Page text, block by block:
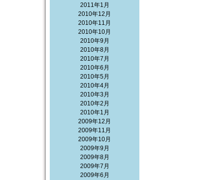
2011年1月
2010年12月
2010年11月
2010年10月
2010年9月
2010年8月
2010年7月
2010年6月
2010年5月
2010年4月
2010年3月
2010年2月
2010年1月
2009年12月
2009年11月
2009年10月
2009年9月
2009年8月
2009年7月
2009年6月